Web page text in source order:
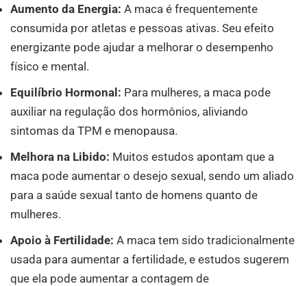
Aumento da Energia: A maca é frequentemente
consumida por atletas e pessoas ativas. Seu efeito
energizante pode ajudar a melhorar o desempenho
físico e mental.
Equilíbrio Hormonal: Para mulheres, a maca pode
auxiliar na regulação dos hormônios, aliviando
sintomas da TPM e menopausa.
Melhora na Libido: Muitos estudos apontam que a
maca pode aumentar o desejo sexual, sendo um aliado
para a saúde sexual tanto de homens quanto de
mulheres.
Apoio à Fertilidade: A maca tem sido tradicionalmente
usada para aumentar a fertilidade, e estudos sugerem
que ela pode aumentar a contagem de